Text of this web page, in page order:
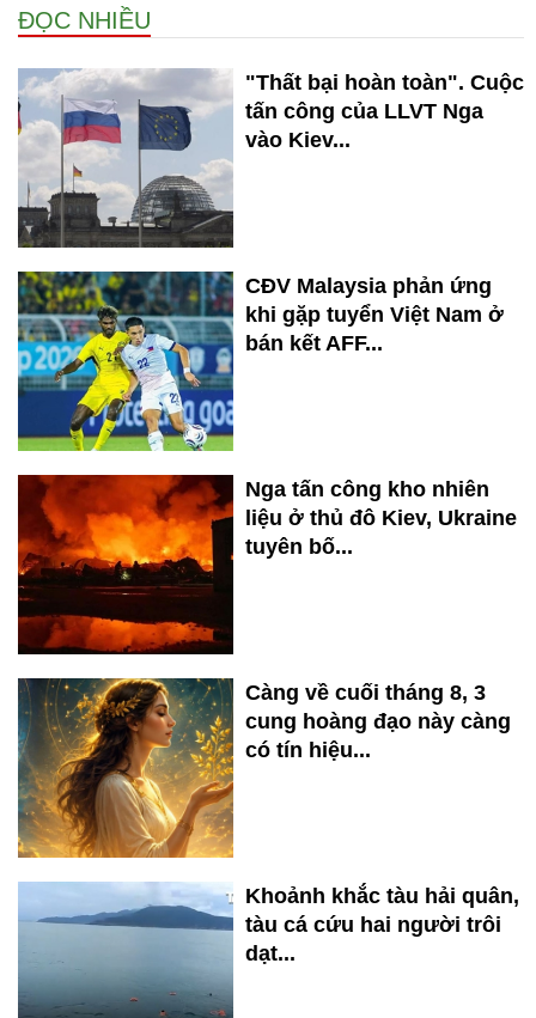
ĐỌC NHIỀU
"Thất bại hoàn toàn". Cuộc
tấn công của LLVT Nga
vào Kiev...
CĐV Malaysia phản ứng
khi gặp tuyển Việt Nam ở
bán kết AFF...
Nga tấn công kho nhiên
liệu ở thủ đô Kiev, Ukraine
tuyên bố...
Càng về cuối tháng 8, 3
cung hoàng đạo này càng
có tín hiệu...
Khoảnh khắc tàu hải quân,
tàu cá cứu hai người trôi
dạt...